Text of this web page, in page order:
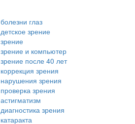
болезни глаз
детское зрение
зрение
зрение и компьютер
зрение после 40 лет
коррекция зрения
нарушения зрения
проверка зрения
астигматизм
диагностика зрения
катаракта